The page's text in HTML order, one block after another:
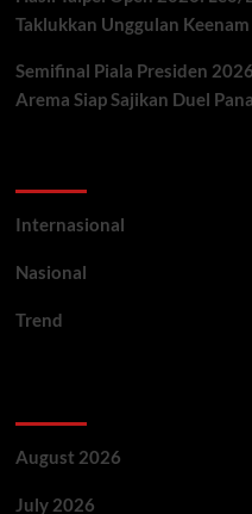
Taklukkan Unggulan Keenam
Semifinal Piala Presiden
Arema Siap Sajikan Duel
Internasional
Nasional
Trend
August 2026
July 2026